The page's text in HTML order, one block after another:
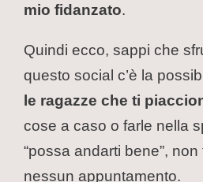
mio fidanzato.
Quindi ecco, sappi che
questo social c’è la
le ragazze che ti
cose a caso o farle nella
“possa andarti bene”,
nessun appuntamento.